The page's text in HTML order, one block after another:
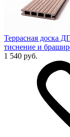
Террасная доска
тиснение и
1 540 руб.